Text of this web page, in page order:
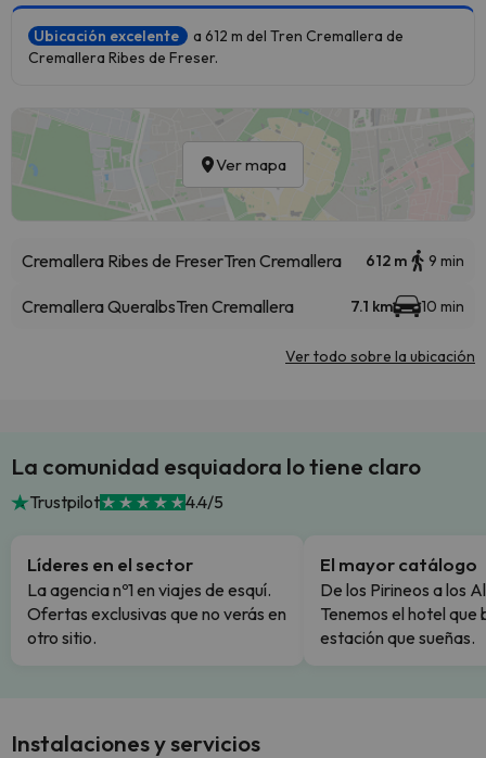
Ubicación excelente
a 612 m del Tren Cremallera de
Cremallera Ribes de Freser.
Ver mapa
Cremallera Ribes de FreserTren Cremallera 612 m 9 min
Cremallera QueralbsTren Cremallera 7.1 km 10 min
Ver todo sobre la ubicación
La comunidad esquiadora lo tiene claro
Trustpilot 4.4/5
Líderes en el sector
La agencia nº1 en viajes de esquí.
Ofertas exclusivas que no verás en
otro sitio.
El mayor catálogo
De los Pirineos a los
Tenemos el hotel que
estación que sueñas.
Instalaciones y servicios